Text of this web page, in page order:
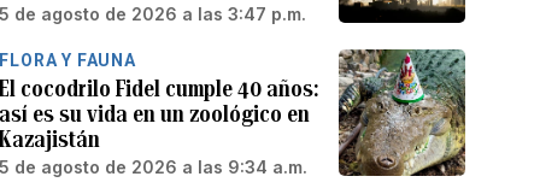
5 de agosto de 2026 a las 3:47 p.m.
FLORA Y FAUNA
El cocodrilo Fidel cumple 40 años:
así es su vida en un zoológico en
Kazajistán
5 de agosto de 2026 a las 9:34 a.m.